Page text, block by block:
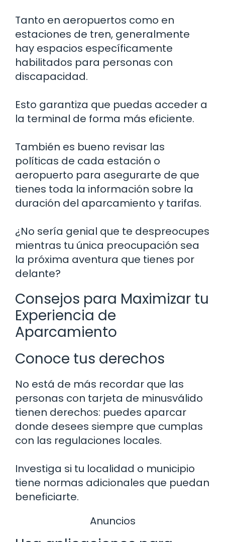
Tanto en aeropuertos como en
estaciones de tren, generalmente
hay espacios específicamente
habilitados para personas con
discapacidad.
Esto garantiza que puedas acceder a
la terminal de forma más eficiente.
También es bueno revisar las
políticas de cada estación o
aeropuerto para asegurarte de que
tienes toda la información sobre la
duración del aparcamiento y tarifas.
¿No sería genial que te despreocupes
mientras tu única preocupación sea
la próxima aventura que tienes por
delante?
Consejos para Maximizar tu
Experiencia de
Aparcamiento
Conoce tus derechos
No está de más recordar que las
personas con tarjeta de minusválido
tienen derechos: puedes aparcar
donde desees siempre que cumplas
con las regulaciones locales.
Investiga si tu localidad o municipio
tiene normas adicionales que puedan
beneficiarte.
Anuncios